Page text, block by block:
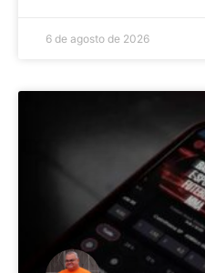
6 de agosto de 2026